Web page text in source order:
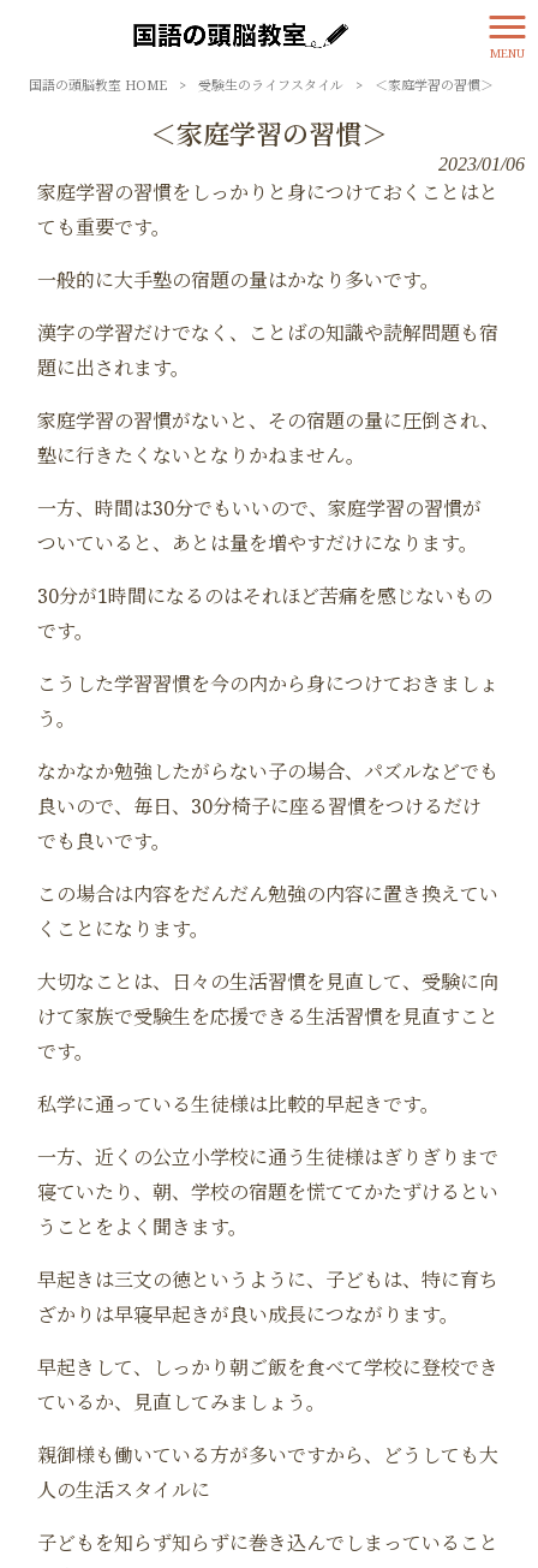
MENU
国語の頭脳教室 HOME > 受験生のライフスタイル > ＜家庭学習の習慣＞
＜家庭学習の習慣＞
2023/01/06
家庭学習の習慣をしっかりと身につけておくことはと
ても重要です。
一般的に大手塾の宿題の量はかなり多いです。
漢字の学習だけでなく、ことばの知識や読解問題も宿
題に出されます。
家庭学習の習慣がないと、その宿題の量に圧倒され、
塾に行きたくないとなりかねません。
一方、時間は30分でもいいので、家庭学習の習慣が
ついていると、あとは量を増やすだけになります。
30分が1時間になるのはそれほど苦痛を感じないもの
です。
こうした学習習慣を今の内から身につけておきましょ
う。
なかなか勉強したがらない子の場合、パズルなどでも
良いので、毎日、30分椅子に座る習慣をつけるだけ
でも良いです。
この場合は内容をだんだん勉強の内容に置き換えてい
くことになります。
大切なことは、日々の生活習慣を見直して、受験に向
けて家族で受験生を応援できる生活習慣を見直すこと
です。
私学に通っている生徒様は比較的早起きです。
一方、近くの公立小学校に通う生徒様はぎりぎりまで
寝ていたり、朝、学校の宿題を慌ててかたずけるとい
うことをよく聞きます。
早起きは三文の徳というように、子どもは、特に育ち
ざかりは早寝早起きが良い成長につながります。
早起きして、しっかり朝ご飯を食べて学校に登校でき
ているか、見直してみましょう。
親御様も働いている方が多いですから、どうしても大
人の生活スタイルに
子どもを知らず知らずに巻き込んでしまっていること